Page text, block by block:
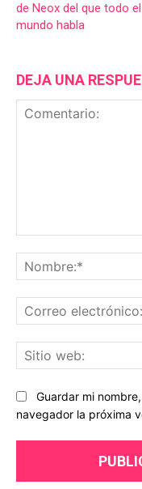
de Neox del que todo el
mundo habla
DEJA UNA
Guardar mi
navegador la próxima